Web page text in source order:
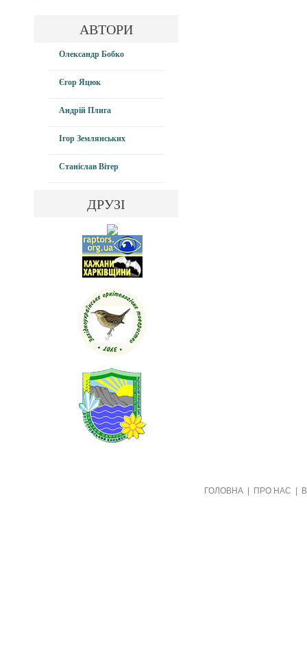
АВТОРИ
Олександр Бобко
Єгор Яцюк
Андрій Плига
Ігор Землянських
Станіслав Вітер
ДРУЗІ
ГОЛОВНА ПРО НАС